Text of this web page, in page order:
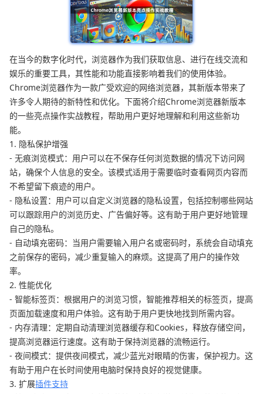
在当今的数字化时代，浏览器作为我们获取信息、进行在线交流和
娱乐的重要工具，其性能和功能直接影响着我们的使用体验。
Chrome浏览器作为一款广受欢迎的网络浏览器，其新版本带来了
许多令人期待的新特性和优化。下面将介绍Chrome浏览器新版本
的一些亮点操作实战教程，帮助用户更好地理解和利用这些新功
能。
1. 隐私保护增强
- 无痕浏览模式：用户可以在不保存任何浏览数据的情况下访问网
站，确保个人信息的安全。该模式适用于需要临时查看网页内容而
不希望留下痕迹的用户。
- 隐私设置：用户可以自定义浏览器的隐私设置，包括控制哪些网站
可以跟踪用户的浏览历史、广告偏好等。这有助于用户更好地管理
自己的隐私。
- 自动填充密码：当用户需要输入用户名或密码时，系统会自动填充
之前保存的密码，减少重复输入的麻烦。这提高了用户的操作效
率。
2. 性能优化
- 智能标签页：根据用户的浏览习惯，智能推荐相关的标签页，提高
页面加载速度和用户体验。这有助于用户更快地找到所需内容。
- 内存清理：定期自动清理浏览器缓存和Cookies，释放存储空间，
提高浏览器运行速度。这有助于保持浏览器的流畅运行。
- 夜间模式：提供夜间模式，减少蓝光对眼睛的伤害，保护视力。这
有助于用户在长时间使用电脑时保持良好的视觉健康。
3. 扩展插件支持